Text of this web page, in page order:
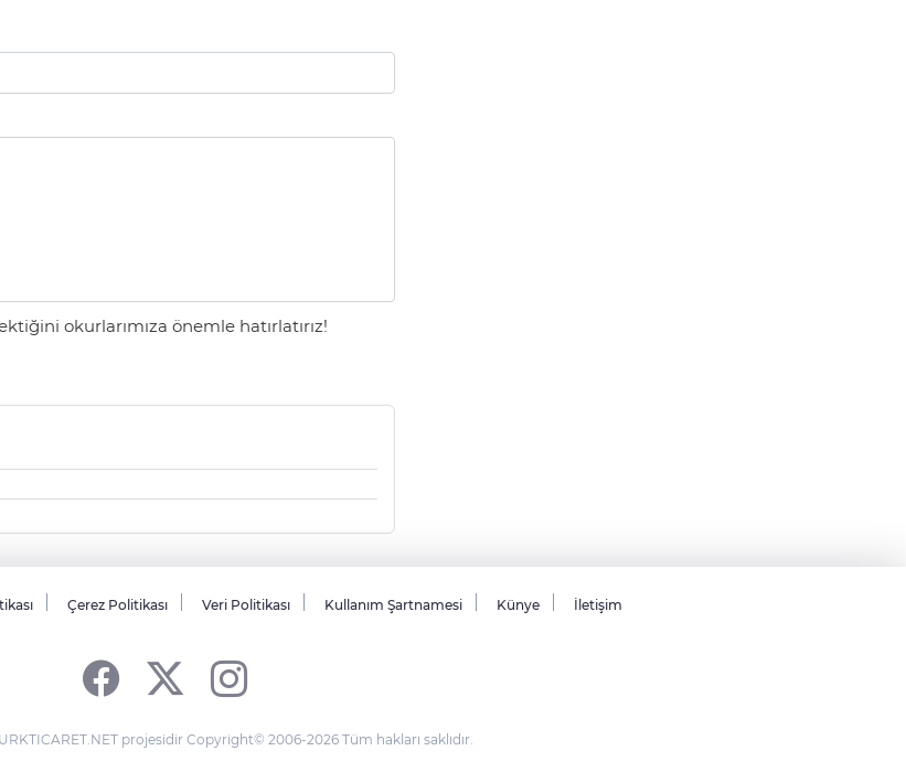
okurlarımıza önemle hatırlatırız!
Çerez Politikası Veri Politikası Kullanım Şartnamesi Künye İletişim
projesidir Copyright© 2006-2026 Tüm hakları saklıdır.